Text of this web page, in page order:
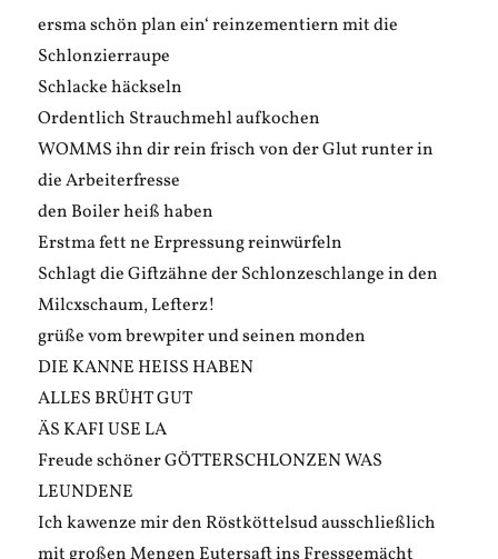
ersma schön plan ein‘ reinzementiern mit die
Schlonzierraupe
Schlacke häckseln
Ordentlich Strauchmehl aufkochen
WOMMS ihn dir rein frisch von der Glut runter in
die Arbeiterfresse
den Boiler heiß haben
Erstma fett ne Erpressung reinwürfeln
Schlagt die Giftzähne der Schlonzeschlange in den
Milcxschaum, Lefterz!
grüße vom brewpiter und seinen monden
DIE KANNE HEISS HABEN
ALLES BRÜHT GUT
ÄS KAFI USE LA
Freude schöner GÖTTERSCHLONZEN WAS
LEUNDENE
Ich kawenze mir den Röstköttelsud ausschließlich